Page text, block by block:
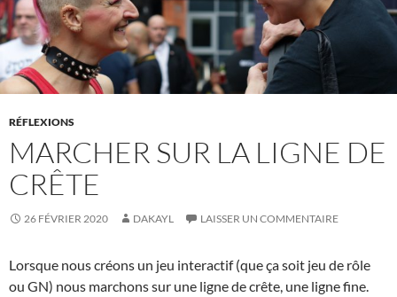
RÉFLEXIONS
MARCHER SUR LA LIGNE DE
CRÊTE
26 FÉVRIER 2020 DAKAYL LAISSER UN COMMENTAIRE
Lorsque nous créons un jeu interactif (que ça soit jeu de rôle
ou GN) nous marchons sur une ligne de crête, une ligne fine.